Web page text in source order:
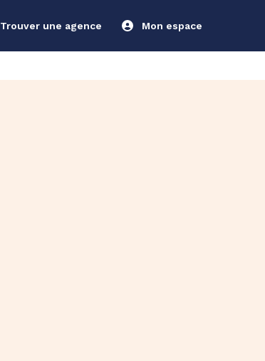
Trouver une agence Mon espace